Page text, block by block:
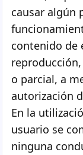
causar algún
contenido de
o parcial, a
autorización
En la
usuario se
ninguna